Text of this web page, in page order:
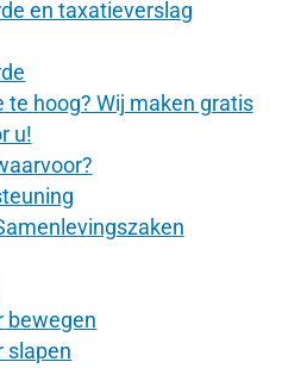
en taxatieverslag
te hoog? Wij maken gratis
u!
bewegen
slapen